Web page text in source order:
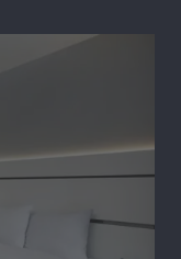
mit großer